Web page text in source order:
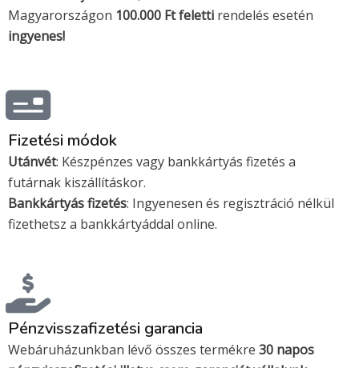
s
a
s
r
c
a
Magyarországon 100.000 Ft feletti rendelés esetén
ingyenes!
Fizetési módok
Utánvét: Készpénzes vagy bankkártyás fizetés a
futárnak kiszállításkor.
Bankkártyás fizetés: Ingyenesen és regisztráció nélkül
fizethetsz a bankkártyáddal online.
Pénzvisszafizetési garancia
Webáruházunkban lévő összes termékre 30 napos